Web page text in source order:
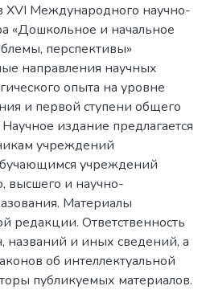
ХVI Международного научно-
«Дошкольное и начальное
перспективы»
направления научных
опыта на уровне
и первой ступени общего
издание предлагается
учреждений
учреждений
высшего и научно-
Материалы
редакции. Ответственность
названий и иных сведений, а
об интеллектуальной
публикуемых материалов.